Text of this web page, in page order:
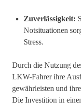
Zuverlässigkeit:
Notsituationen
Stress.
Durch die Nutzung
LKW-Fahrer ihre
gewährleisten und
Die Investition in